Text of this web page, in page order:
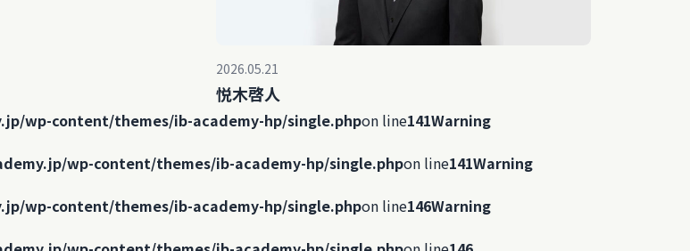
2026.05.21
悦木啓人
wp-content/themes/ib-academy-hp/single.phpon line141Warning
wp-content/themes/ib-academy-hp/single.phpon line141Warning
wp-content/themes/ib-academy-hp/single.phpon line146Warning